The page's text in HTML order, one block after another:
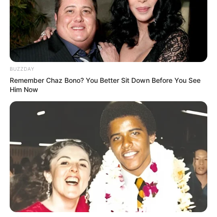
BUZZDAY
Remember Chaz Bono? You Better Sit Down Before You See
Him Now